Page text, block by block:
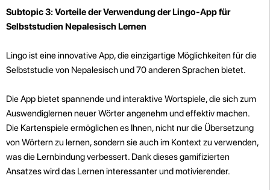
Subtopic 3: Vorteile der Verwendung der Lingo-App für
Selbststudien Nepalesisch Lernen
Lingo ist eine innovative App, die einzigartige Möglichkeiten für die
Selbststudie von Nepalesisch und 70 anderen Sprachen bietet.
Die App bietet spannende und interaktive Wortspiele, die sich zum
Auswendiglernen neuer Wörter angenehm und effektiv machen.
Die Kartenspiele ermöglichen es Ihnen, nicht nur die Übersetzung
von Wörtern zu lernen, sondern sie auch im Kontext zu verwenden,
was die Lernbindung verbessert. Dank dieses gamifizierten
Ansatzes wird das Lernen interessanter und motivierender.